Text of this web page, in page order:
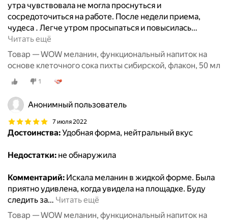
утра чувствовала не могла проснуться и
сосредоточиться на работе. После недели приема,
чудеса . Легче утром просыпаться и повысилась…
Читать ещё
Товар — WOW меланин, функциональный напиток на
основе клеточного сока пихты сибирской, флакон, 50 мл
1
Анонимный пользователь
7 июля 2022
Достоинства:Удобная форма, нейтральный вкус
Недостатки: не обнаружила
Комментарий: Искала меланин в жидкой форме. Была
приятно удивлена, когда увидела на площадке. Буду
следить за… Читать ещё
Товар — WOW меланин, функциональный напиток на